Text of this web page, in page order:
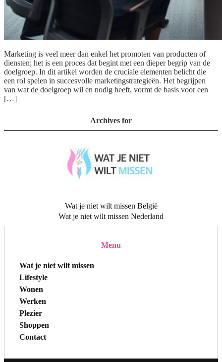
Marketing is veel meer dan enkel het promoten van producten of
diensten; het is een proces dat begint met een dieper begrip van de
doelgroep. In dit artikel worden de cruciale elementen belicht die
een rol spelen in succesvolle marketingstrategieën. Het begrijpen
van wat de doelgroep wil en nodig heeft, vormt de basis voor een
[…]
Archives for
Wat je niet wilt missen België
Wat je niet wilt missen Nederland
Menu
Wat je niet wilt missen
Lifestyle
Wonen
Werken
Plezier
Shoppen
Contact